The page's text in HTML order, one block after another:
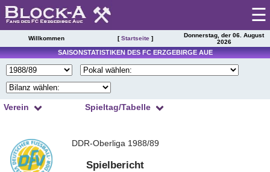
Startseite
Spieltag
|
Tabelle
Presseschau
☰
Willkommen [Startseite]
Donnerstag, der 06. August
2026
SAISONSTATISTIKEN DES FC ERZGEBIRGE AUE
Verein
Spielplan
Einsätze
Spieltag/Tabelle
5
6 7
9
10 11
DDR-Oberliga 1988/89
Spielbericht